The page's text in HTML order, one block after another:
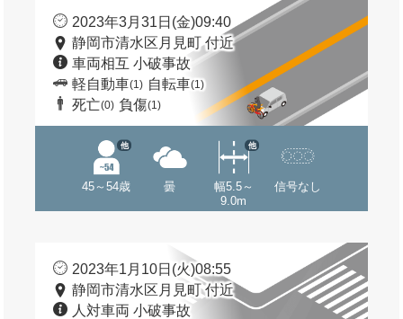
2023年3月31日(金)09:40
静岡市清水区月見町 付近
車両相互 小破事故
軽自動車(1) 自転車(1)
死亡(0) 負傷(1)
45～54歳
他
曇
幅5.5～
9.0m
他
信号なし
2023年1月10日(火)08:55
静岡市清水区月見町 付近
人対車両 小破事故